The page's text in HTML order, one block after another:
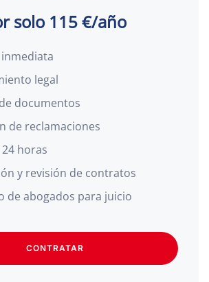
solo 115 €/año
legal
documentos
de reclamaciones
horas
y revisión de contratos
de abogados para juicio
CONTRATAR